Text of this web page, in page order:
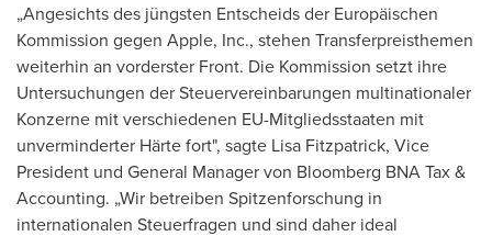
„Angesichts des jüngsten Entscheids der Europäischen
Kommission gegen Apple, Inc., stehen Transferpreisthemen
weiterhin an vorderster Front. Die Kommission setzt ihre
Untersuchungen der Steuervereinbarungen multinationaler
Konzerne mit verschiedenen EU-Mitgliedsstaaten mit
unverminderter Härte fort", sagte Lisa Fitzpatrick, Vice
President und General Manager von Bloomberg BNA Tax &
Accounting. „Wir betreiben Spitzenforschung in
internationalen Steuerfragen und sind daher ideal